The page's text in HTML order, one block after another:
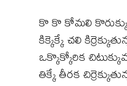
కొ కొ కోమలి
కిక్కెక్కే చలి
ఒక్కొక్కోరిక
తిక్కే తీరక